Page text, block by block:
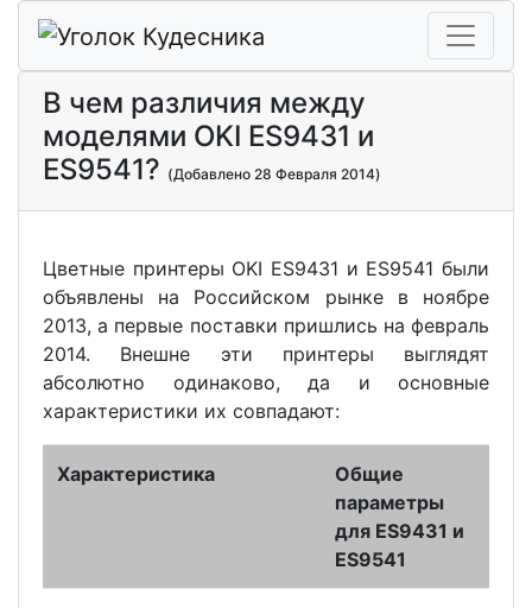
В чем различия между
моделями OKI ES9431 и
ES9541? (Добавлено 28 Февраля 2014)
Цветные принтеры OKI ES9431 и ES9541 были
объявлены на Российском рынке в ноябре
2013, а первые поставки пришлись на февраль
2014. Внешне эти принтеры выглядят
абсолютно одинаково, да и основные
характеристики их совпадают:
Характеристика
Общие
параметры
для ES9431 и
ES9541